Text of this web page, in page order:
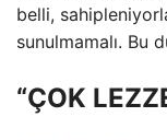
belli,
sunulmamalı. Bu
“ÇOK